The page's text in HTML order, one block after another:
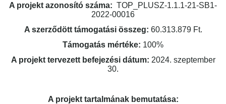
A projekt azonosító száma: TOP_PLUSZ-1.1.1-21-SB1-
2022-00016
A szerződött támogatási összeg: 60.313.879 Ft.
Támogatás mértéke: 100%
A projekt tervezett befejezési dátum: 2024. szeptember
30.
A projekt tartalmának bemutatása: